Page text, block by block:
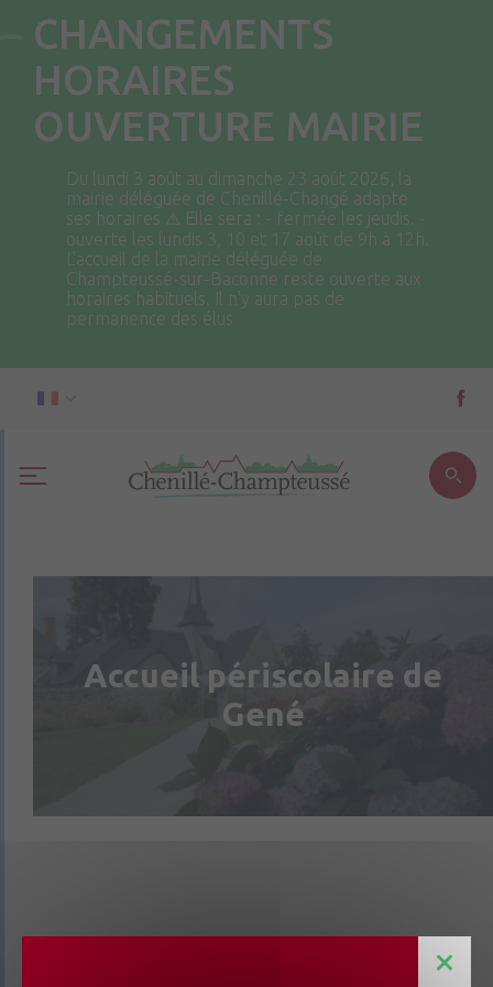
CHANGEMENTS
HORAIRES
OUVERTURE MAIRIE
Du lundi 3 août au dimanche 23 août 2026, la
mairie déléguée de Chenillé-Changé adapte
ses horaires ⚠ Elle sera : - fermée les jeudis. -
ouverte les lundis 3, 10 et 17 août de 9h à 12h.
L'accueil de la mairie déléguée de
Champteussé-sur-Baconne reste ouverte aux
horaires habituels. Il n'y aura pas de
permanence des élus
Accueil périscolaire de
Gené